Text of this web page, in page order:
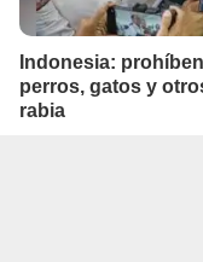
Indonesia:
perros, gatos y
rabia